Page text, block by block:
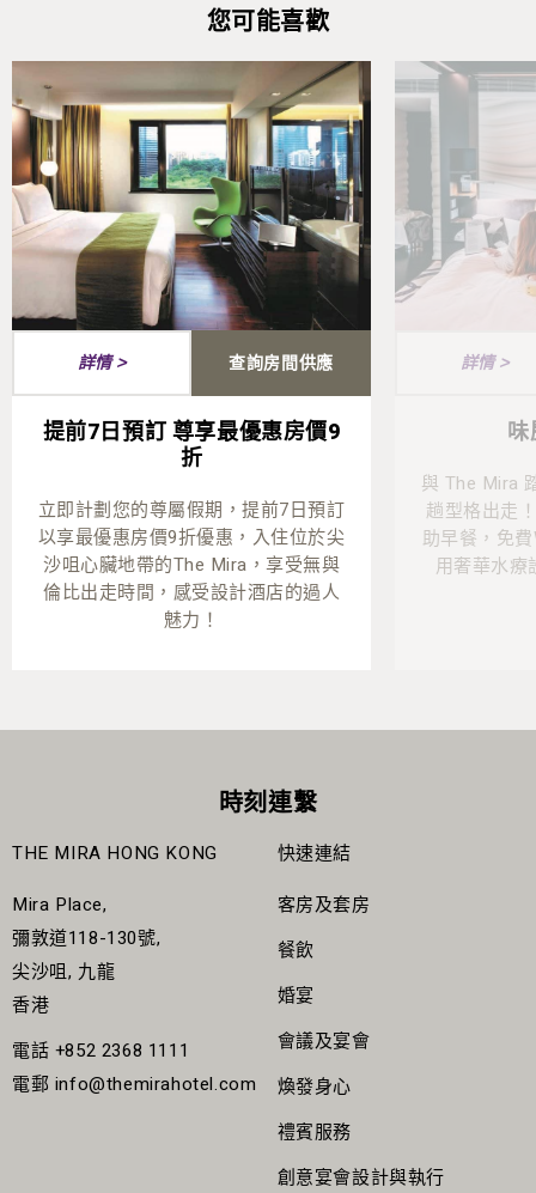
您可能喜歡
詳情 > 查詢房間供應
提前7日預訂 尊享最優惠房價9
折
立即計劃您的尊屬假期，提前7日預訂
以享最優惠房價9折優惠，入住位於尖
沙咀心臟地帶的The Mira，享受無與
倫比出走時間，感受設計酒店的過人
魅力！
詳情 >
與 The Mira
趟型格出走
助早餐，免
用奢華水療
時刻連繫
THE MIRA HONG KONG
Mira Place,
彌敦道118-130號,
尖沙咀, 九龍
香港
電話 +852 2368 1111
電郵 info@themirahotel.com
快速連結
客房及套房
餐飲
婚宴
會議及宴會
煥發身心
禮賓服務
創意宴會設計與執行